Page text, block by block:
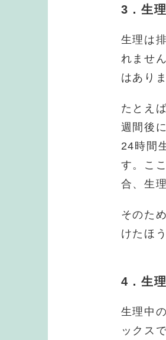
3．生
生理は
れませ
はあり
たとえ
週間後
24時間
す。こ
合、生
そのた
けたほ
4．生
生理中
ックス